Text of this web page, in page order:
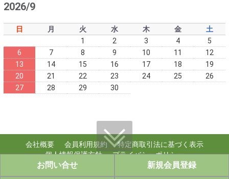
2026/9
日 月 火 水 木 金
土
1
2 3 4
5
6
7 8 9 10 11
12
13
14 15 16 17 18
19
20
21 22 23 24 25
26
27
28 29 30
会社概要 会員利用規約
特定商取引法に基づく表示
個人情報保護方針
プライバシーポリシー
個人情報のお取り扱い
お問い合せ 新規会員登録